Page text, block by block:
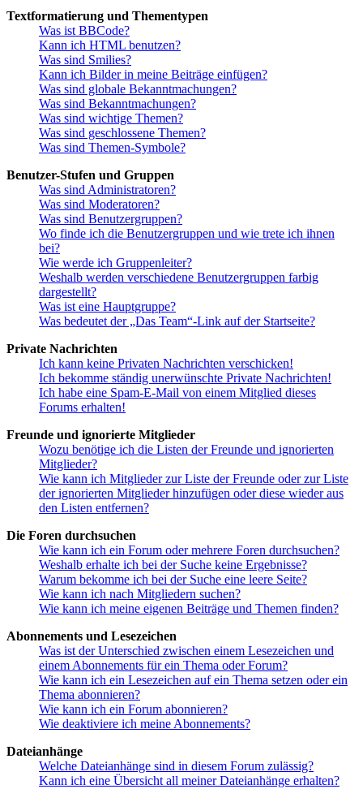
Textformatierung und Thementypen
Was ist BBCode?
Kann ich HTML benutzen?
Was sind Smilies?
Kann ich Bilder in meine Beiträge einfügen?
Was sind globale Bekanntmachungen?
Was sind Bekanntmachungen?
Was sind wichtige Themen?
Was sind geschlossene Themen?
Was sind Themen-Symbole?
Benutzer-Stufen und Gruppen
Was sind Administratoren?
Was sind Moderatoren?
Was sind Benutzergruppen?
Wo finde ich die Benutzergruppen und wie trete ich ihnen
bei?
Wie werde ich Gruppenleiter?
Weshalb werden verschiedene Benutzergruppen farbig
dargestellt?
Was ist eine Hauptgruppe?
Was bedeutet der „Das Team“-Link auf der Startseite?
Private Nachrichten
Ich kann keine Privaten Nachrichten verschicken!
Ich bekomme ständig unerwünschte Private Nachrichten!
Ich habe eine Spam-E-Mail von einem Mitglied dieses
Forums erhalten!
Freunde und ignorierte Mitglieder
Wozu benötige ich die Listen der Freunde und ignorierten
Mitglieder?
Wie kann ich Mitglieder zur Liste der Freunde oder zur Liste
der ignorierten Mitglieder hinzufügen oder diese wieder aus
den Listen entfernen?
Die Foren durchsuchen
Wie kann ich ein Forum oder mehrere Foren durchsuchen?
Weshalb erhalte ich bei der Suche keine Ergebnisse?
Warum bekomme ich bei der Suche eine leere Seite?
Wie kann ich nach Mitgliedern suchen?
Wie kann ich meine eigenen Beiträge und Themen finden?
Abonnements und Lesezeichen
Was ist der Unterschied zwischen einem Lesezeichen und
einem Abonnements für ein Thema oder Forum?
Wie kann ich ein Lesezeichen auf ein Thema setzen oder ein
Thema abonnieren?
Wie kann ich ein Forum abonnieren?
Wie deaktiviere ich meine Abonnements?
Dateianhänge
Welche Dateianhänge sind in diesem Forum zulässig?
Kann ich eine Übersicht all meiner Dateianhänge erhalten?